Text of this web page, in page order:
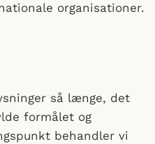
organisationer.
så længe, det
formålet og
behandler vi